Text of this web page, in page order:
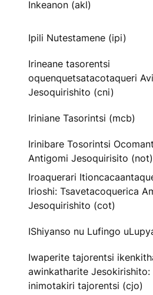
Inkeanon (akl)
Ipili Nutestamene (ipi)
Irineane tasorentsi
oquenquetsatacotaqueri
Jesoquirishito (cni)
Iriniane Tasorintsi (mcb)
Irinibare Tosorintsi
Antigomi Jesoquirisito (not)
Iroaquerari
Irioshi: Tsavetacoquerica
Jesoquirishito (cot)
IShiyanso nu Lufingo
Iwaperite tajorentsi
awinkatharite Jesokirishito:
inimotakiri tajorentsi (cjo)